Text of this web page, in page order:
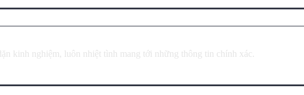
kinh nghiệm, luôn nhiệt tình mang tới những thông tin chính xác.